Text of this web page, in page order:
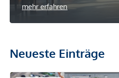
mehr erfahren
Neueste Einträge